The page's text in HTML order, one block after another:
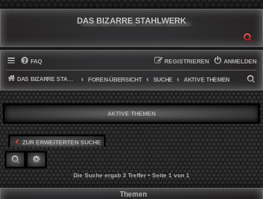
DAS BIZARRE STAHLWERK
FAQ ANMELDEN
REGISTRIEREN
DAS BIZARRE STAHLWERK FOREN-ÜBERSICHT SUCHE AKTIVE THEMEN
U
C
H
E
AKTIVE THEMEN
ZUR ERWEITERTEN SUCHE
SUCHE ERWEITERTE SUCHE
Die Suche ergab 3 Treffer • Seite1von1
Themen